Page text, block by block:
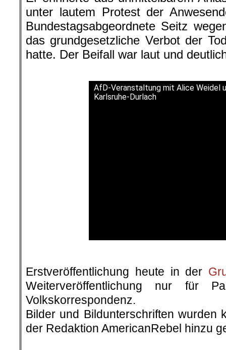
unter lautem Protest der
Bundestagsabgeordnete Seitz
das grundgesetzliche Verbot der
hatte. Der Beifall war laut und
AfD-Veranstaltung mit Alice Weidel
Karlsruhe-Durlach
Erstveröffentlichung heute in der
Weiterveröffentlichung nur für
Volkskorrespondenz.
Bilder und Bildunterschriften wurden
der Redaktion AmericanRebel hinzu